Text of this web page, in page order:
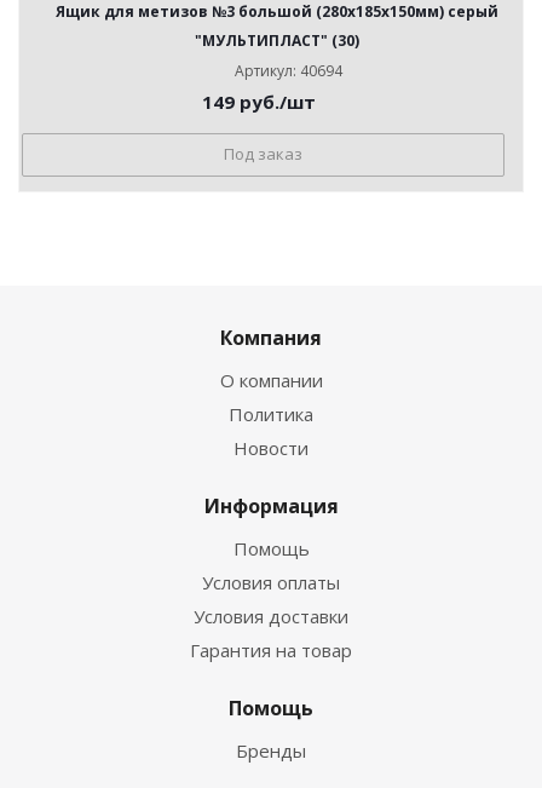
Ящик для метизов №3 большой (280х185х150мм) серый
"МУЛЬТИПЛАСТ" (30)
Артикул: 40694
149 руб./шт
Под заказ
Компания
О компании
Политика
Новости
Информация
Помощь
Условия оплаты
Условия доставки
Гарантия на товар
Помощь
Бренды